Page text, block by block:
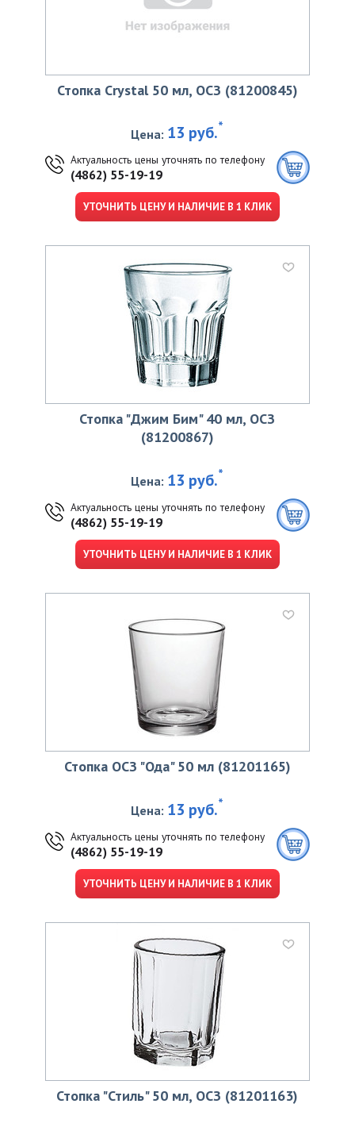
Стопка Crystal 50 мл, ОСЗ (81200845)
Цена: 13 руб.*
Актуальность цены уточнять по телефону
(4862) 55-19-19
УТОЧНИТЬ ЦЕНУ И НАЛИЧИЕ В 1 КЛИК
Стопка "Джим Бим" 40 мл, ОСЗ
(81200867)
Цена: 13 руб.*
Актуальность цены уточнять по телефону
(4862) 55-19-19
УТОЧНИТЬ ЦЕНУ И НАЛИЧИЕ В 1 КЛИК
Стопка ОСЗ "Ода" 50 мл (81201165)
Цена: 13 руб.*
Актуальность цены уточнять по телефону
(4862) 55-19-19
УТОЧНИТЬ ЦЕНУ И НАЛИЧИЕ В 1 КЛИК
Стопка "Стиль" 50 мл, ОСЗ (81201163)